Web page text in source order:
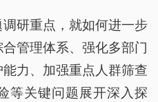
研重点，就如何进一步
管理体系、强化多部门
力、加强重点人群筛查
等关键问题展开深入探